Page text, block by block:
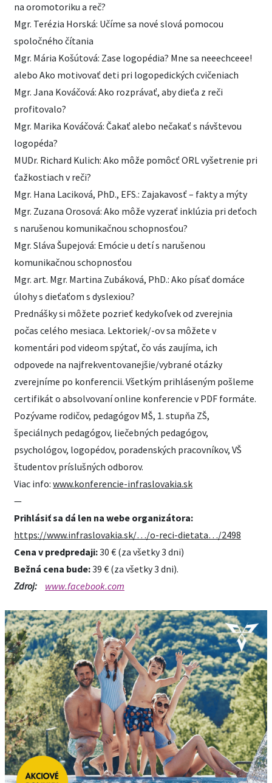
na oromotoriku a reč?
Mgr. Terézia Horská: Učíme sa nové slová pomocou
spoločného čítania
Mgr. Mária Košútová: Zase logopédia? Mne sa neeechceee!
alebo Ako motivovať deti pri logopedických cvičeniach
Mgr. Jana Kováčová: Ako rozprávať, aby dieťa z reči
profitovalo?
Mgr. Marika Kováčová: Čakať alebo nečakať s návštevou
logopéda?
MUDr. Richard Kulich: Ako môže pomôcť ORL vyšetrenie pri
ťažkostiach v reči?
Mgr. Hana Laciková, PhD., EFS.: Zajakavosť – fakty a mýty
Mgr. Zuzana Orosová: Ako môže vyzerať inklúzia pri deťoch
s narušenou komunikačnou schopnosťou?
Mgr. Sláva Šupejová: Emócie u detí s narušenou
komunikačnou schopnosťou
Mgr. art. Mgr. Martina Zubáková, PhD.: Ako písať domáce
úlohy s dieťaťom s dyslexiou?
Prednášky si môžete pozrieť kedykoľvek od zverejnia
počas celého mesiaca. Lektoriek/-ov sa môžete v
komentári pod videom spýtať, čo vás zaujíma, ich
odpovede na najfrekventovanejšie/vybrané otázky
zverejníme po konferencii. Všetkým prihláseným pošleme
certifikát o absolvovaní online konferencie v PDF formáte.
Pozývame rodičov, pedagógov MŠ, 1. stupňa ZŠ,
špeciálnych pedagógov, liečebných pedagógov,
psychológov, logopédov, poradenských pracovníkov, VŠ
študentov príslušných odborov.
Viac info: www.konferencie-infraslovakia.sk
—
Prihlásiť sa dá len na webe organizátora:
https://www.infraslovakia.sk/…/o-reci-dietata…/2498
Cena v predpredaji:30 € (za všetky 3 dni)
Bežná cena bude:39 € (za všetky 3 dni).
Zdroj:
www.facebook.com